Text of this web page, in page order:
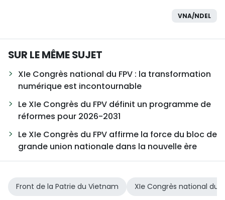
VNA/NDEL
SUR LE MÊME SUJET
XIe Congrès national du FPV : la transformation
numérique est incontournable
Le XIe Congrès du FPV définit un programme de
réformes pour 2026-2031
Le XIe Congrès du FPV affirme la force du bloc de
grande union nationale dans la nouvelle ère
Front de la Patrie du Vietnam XIe Congrès national du